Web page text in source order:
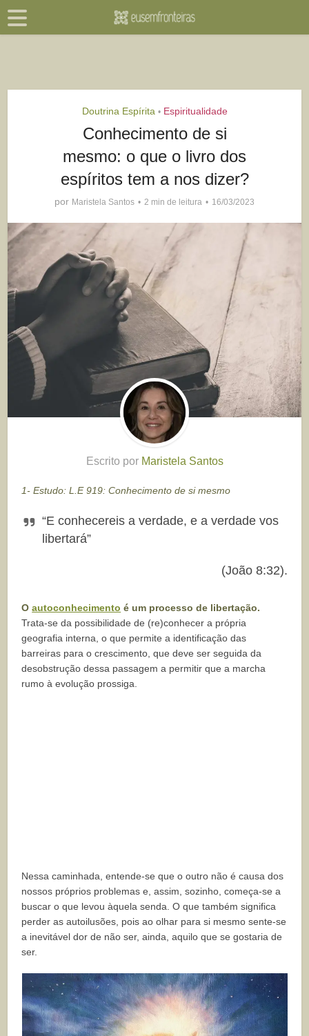
Doutrina Espírita • Espiritualidade
Conhecimento de si
mesmo: o que o livro dos
espíritos tem a nos dizer?
por Maristela Santos 2 min de leitura 16/03/2023
Escrito por Maristela Santos
1- Estudo: L.E 919: Conhecimento de si mesmo
“E conhecereis a verdade, e a verdade vos
libertará”
(João 8:32).
Oautoconhecimento é um processo de libertação.
Trata-se da possibilidade de (re)conhecer a própria
geografia interna, o que permite a identificação das
barreiras para o crescimento, que deve ser seguida da
desobstrução dessa passagem a permitir que a marcha
rumo à evolução prossiga.
Nessa caminhada, entende-se que o outro não é causa dos
nossos próprios problemas e, assim, sozinho, começa-se a
buscar o que levou àquela senda. O que também significa
perder as autoilusões, pois ao olhar para si mesmo sente-se
a inevitável dor de não ser, ainda, aquilo que se gostaria de
ser.